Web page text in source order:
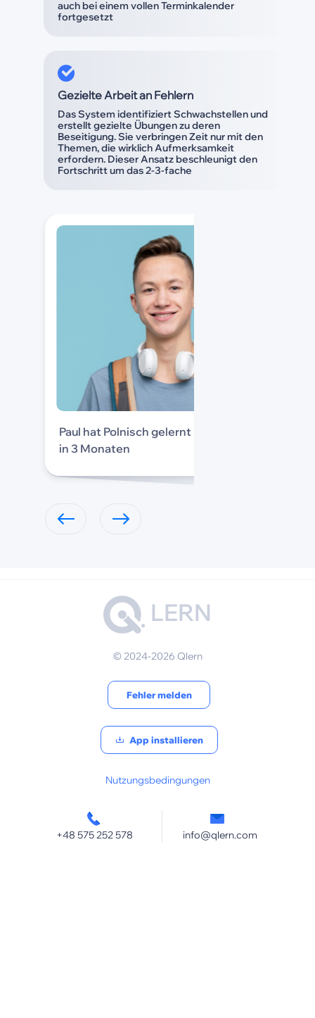
auch bei einem vollen Terminkalender
fortgesetzt
Gezielte Arbeit an Fehlern
Das System identifiziert Schwachstellen und
erstellt gezielte Übungen zu deren
Beseitigung. Sie verbringen Zeit nur mit den
Themen, die wirklich Aufmerksamkeit
erfordern. Dieser Ansatz beschleunigt den
Fortschritt um das 2-3-fache
Paul hat Polnisch gelernt
in 3 Monaten
Fehler melden
App installieren
Nutzungsbedingungen
LERN
© 2024-2026 Qlern
+48 575 252 578 info@qlern.com